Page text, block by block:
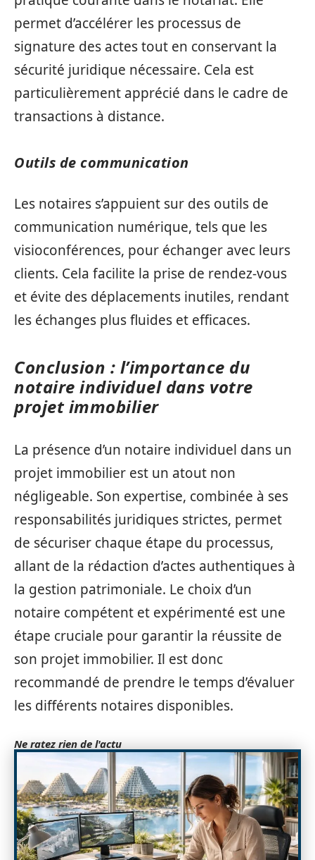
permet d’accélérer les processus de
signature des actes tout en conservant la
sécurité juridique nécessaire. Cela est
particulièrement apprécié dans le cadre de
transactions à distance.
Outils de communication
Les notaires s’appuient sur des outils de
communication numérique, tels que les
visioconférences, pour échanger avec leurs
clients. Cela facilite la prise de rendez-vous
et évite des déplacements inutiles, rendant
les échanges plus fluides et efficaces.
Conclusion : l’importance du
notaire individuel dans votre
projet immobilier
La présence d’un notaire individuel dans un
projet immobilier est un atout non
négligeable. Son expertise, combinée à ses
responsabilités juridiques strictes, permet
de sécuriser chaque étape du processus,
allant de la rédaction d’actes authentiques à
la gestion patrimoniale. Le choix d’un
notaire compétent et expérimenté est une
étape cruciale pour garantir la réussite de
son projet immobilier. Il est donc
recommandé de prendre le temps d’évaluer
les différents notaires disponibles.
Ne ratez rien de l'actu